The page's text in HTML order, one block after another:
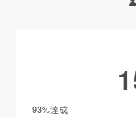
93%達成